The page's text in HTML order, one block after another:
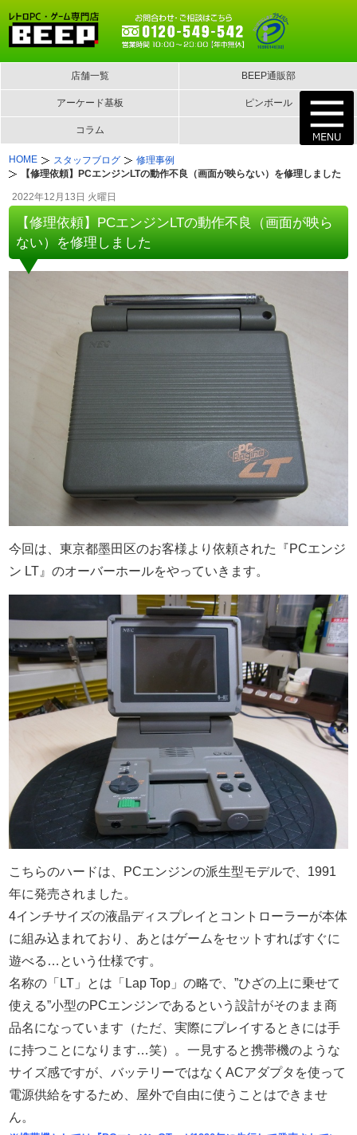
店舗一覧 BEEP通販部
アーケード基板 ピンボール
コラム
HOME スタッフブログ
修理事例
【修理依頼】PCエンジンLTの動作不良（画面が映らない）を修理しました
2022年12月13日 火曜日
【修理依頼】PCエンジンLTの動作不良（画面が映ら
ない）を修理しました
今回は、東京都墨田区のお客様より依頼された『PCエンジ
ン LT』のオーバーホールをやっていきます。
こちらのハードは、PCエンジンの派生型モデルで、1991
年に発売されました。
4インチサイズの液晶ディスプレイとコントローラーが本体
に組み込まれており、あとはゲームをセットすればすぐに
遊べる…という仕様です。
名称の「LT」とは「Lap Top」の略で、”ひざの上に乗せて
使える”小型のPCエンジンであるという設計がそのまま商
品名になっています（ただ、実際にプレイするときには手
に持つことになります…笑）。一見すると携帯機のような
サイズ感ですが、バッテリーではなくACアダプタを使って
電源供給をするため、屋外で自由に使うことはできませ
ん。